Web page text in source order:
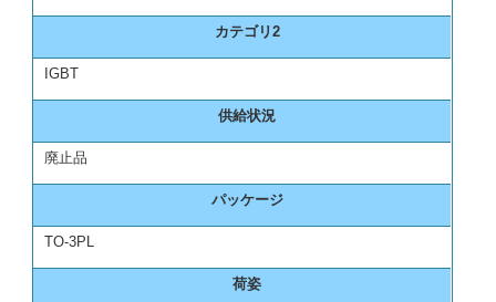
カテゴリ2
IGBT
供給状況
廃止品
パッケージ
TO-3PL
荷姿